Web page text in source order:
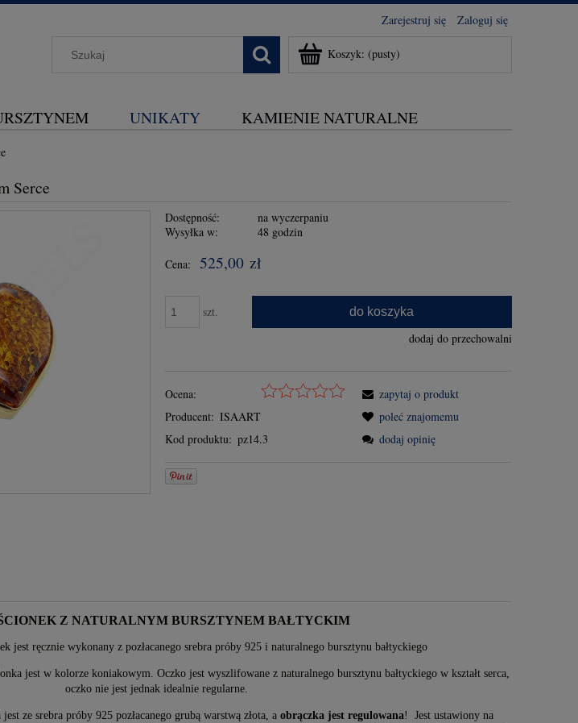
Zarejestruj się Zaloguj się
Koszyk: (pusty)
UNIKATY
KAMIENIE NATURALNE
Serce
Dostępność:
na wyczerpaniu
Wysyłka w:
48 godzin
Cena: 525,00 zł
szt. do koszyka
dodaj do przechowalni
Ocena:
Producent: ISAART
Kod produktu: pz14.3
zapytaj o produkt
poleć znajomemu
dodaj opinię
Z NATURALNYM BURSZTYNEM BAŁTYCKIM
jest ręcznie wykonany z pozłacanego srebra próby 925 i naturalnego bursztynu bałtyckiego
jest w kolorze koniakowym. Oczko jest wyszlifowane z naturalnego bursztynu bałtyckiego w kształt serca,
oczko nie jest jednak idealnie regularne.
ze srebra próby 925 pozłacanego grubą warstwą złota, a obrączka jest regulowana! Jest ustawiony na